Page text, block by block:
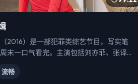
2016）是一部犯罪类综艺节目，写实笔
末一口气看完。主演包括刘亦菲、张译、
流畅